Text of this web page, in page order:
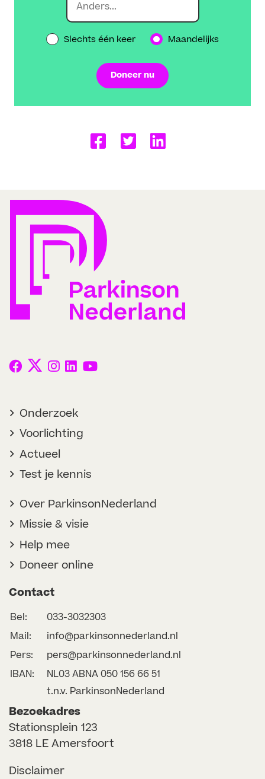
Slechts één keer Maandelijks
Doneer nu
Onderzoek
Voorlichting
Actueel
Test je kennis
Over ParkinsonNederland
Missie & visie
Help mee
Doneer online
Contact
Bel:
033-3032303
Mail:
info@parkinsonnederland.nl
Pers:
pers@parkinsonnederland.nl
IBAN:
NL03 ABNA 050 156 66 51
t.n.v. ParkinsonNederland
Bezoekadres
Stationsplein 123
3818 LE Amersfoort
Disclaimer